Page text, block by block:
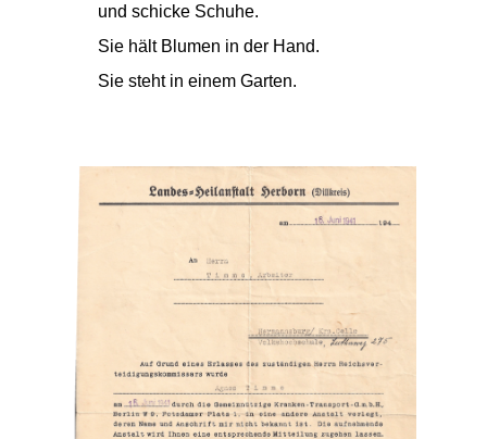
und schicke Schuhe.
Sie hält Blumen in der Hand.
Sie steht in einem Garten.